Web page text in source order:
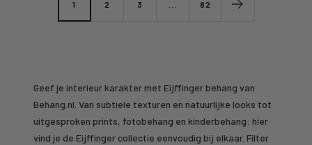
1 2 3 82
Geef je interieur karakter met Eijffinger behang van
Behang.nl. Van subtiele texturen en natuurlijke looks tot
uitgesproken prints, fotobehang en kinderbehang: hier
vind je de Eijffinger collectie eenvoudig bij elkaar. Filter